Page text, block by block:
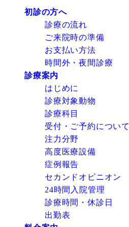
初診の方へ
診療の流れ
ご来院時の準備
お支払い方法
時間外・夜間診療
診療案内
はじめに
診療対象動物
診療科目
受付・ご予約について
注力分野
高度医療設備
症例報告
セカンドオピニオン
24時間入院管理
診療時間・休診日
出勤表